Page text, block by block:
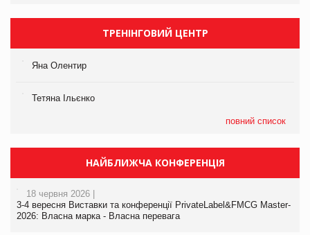
ТРЕНІНГОВИЙ ЦЕНТР
Яна Олентир
Тетяна Ільєнко
повний список
НАЙБЛИЖЧА КОНФЕРЕНЦІЯ
18 червня 2026 |
3-4 вересня Виставки та конференції PrivateLabel&FMCG Master-
2026: Власна марка - Власна перевага